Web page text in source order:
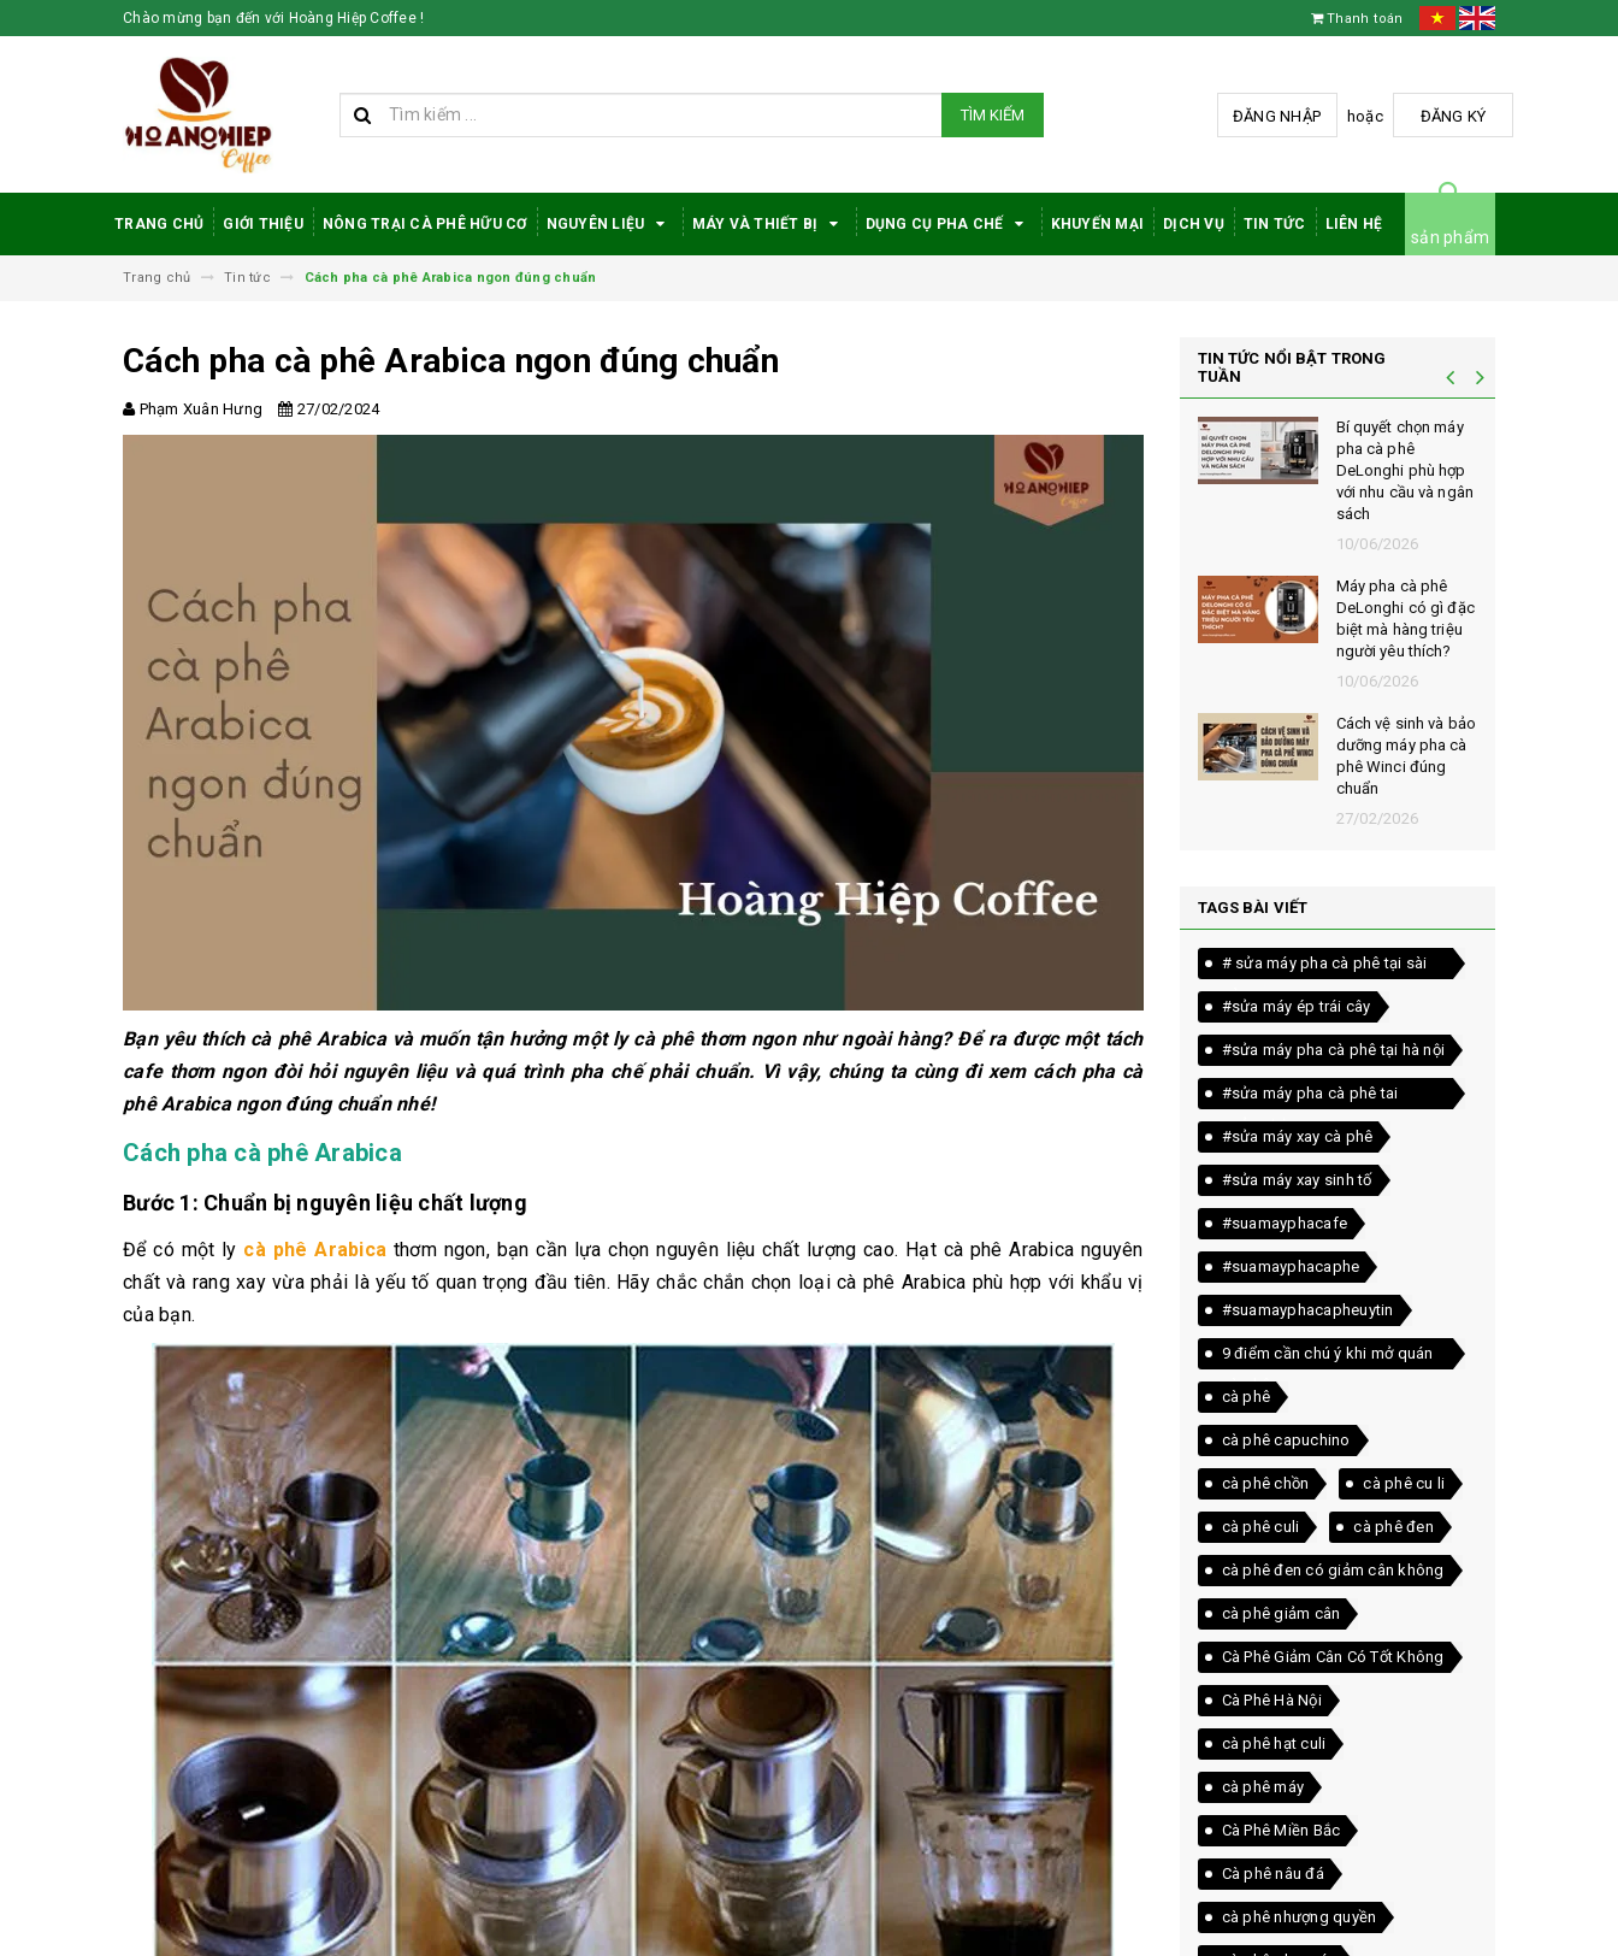
Chào mừng bạn đến với Hoàng Hiệp Coffee ! Thanh toán
TÌM KIẾM ĐĂNG NHẬP hoặc ĐĂNG KÝ
TRANG CHỦ GIỚI THIỆU NÔNG TRẠI CÀ PHÊ HỮU CƠ NGUYÊN LIỆU MÁY VÀ THIẾT BỊ DỤNG CỤ PHA CHẾ KHUYẾN MẠI DỊCH VỤ TIN TỨC LIÊN HỆ
sản phẩm
Trang chủ Tin tức Cách pha cà phê Arabica ngon đúng chuẩn
Cách pha cà phê Arabica ngon đúng chuẩn
Phạm Xuân Hưng 27/02/2024
Bạn yêu thích cà phê Arabica và muốn tận hưởng một ly cà phê thơm ngon như ngoài hàng? Để ra được một tách
cafe thơm ngon đòi hỏi nguyên liệu và quá trình pha chế phải chuẩn. Vì vậy, chúng ta cùng đi xem cách pha cà
phê Arabica ngon đúng chuẩn nhé!
Cách pha cà phê Arabica
Bước 1: Chuẩn bị nguyên liệu chất lượng
Để có một ly cà phê Arabica thơm ngon, bạn cần lựa chọn nguyên liệu chất lượng cao. Hạt cà phê Arabica nguyên
chất và rang xay vừa phải là yếu tố quan trọng đầu tiên. Hãy chắc chắn chọn loại cà phê Arabica phù hợp với khẩu vị
của bạn.
TIN TỨC NỔI BẬT TRONG
TUẦN
10/06/2026
Bí quyết chọn mua
10/06/2026
Những tiêu chí đánh
giá một loại bột cà
phê nguyên chất
ngon
10/06/2026
pha cà phê
DeLonghi phù hợp
với nhu cầu và ngân
sách
Vì sao cà phê
robusta rang mộc
được đánh giá cao
trong giới sành cà
phê?
10/06/2026
Bí quyết chọn mua
cà phê hạt rang
mộc thơm ngon,
chuẩn vị
10/06/2026
Những tiêu chí đánh
giá một loại bột cà
phê nguyên chất
ngon
10/06/2026
TAGS BÀI VIẾT
# sửa máy pha cà phê tại sài
gòn
#sửa máy ép trái cây
#sửa máy pha cà phê tại hà nội
#sửa máy pha cà phê tai
quảng trị
#sửa máy xay cà phê
#sửa máy xay sinh tố
#suamayphacafe
#suamayphacaphe
#suamayphacapheuytin
9 điểm cần chú ý khi mở quán
cà phê
cà phê
cà phê capuchino
cà phê chồn cà phê cu li
cà phê culi cà phê đen
cà phê đen có giảm cân không
cà phê giảm cân
Cà Phê Giảm Cân Có Tốt Không
Cà Phê Hà Nội
cà phê hạt culi
cà phê máy
Cà Phê Miền Bắc
Cà phê nâu đá
cà phê nhượng quyền